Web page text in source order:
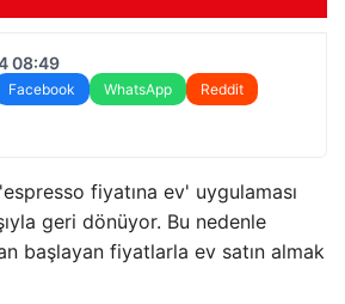
08:49
Facebook WhatsApp
Reddit
fiyatına ev' uygulaması
geri dönüyor. Bu nedenle
başlayan fiyatlarla ev satın almak